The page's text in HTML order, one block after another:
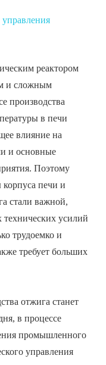
реактором
и сложным
производства
в печи
влияние на
и основные
Поэтому
корпуса печи и
стали важной,
усилий
трудоемко и
требует больших
отжига станет
в процессе
промышленного
управления